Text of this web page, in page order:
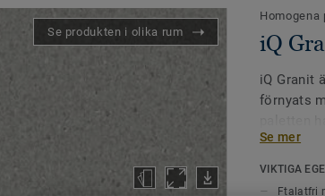
Se produkten i olika rum
Homogena
iQ
iQ Granit
förnyats
nyanser
Se mer
VIKTIGA
Ftalatfri